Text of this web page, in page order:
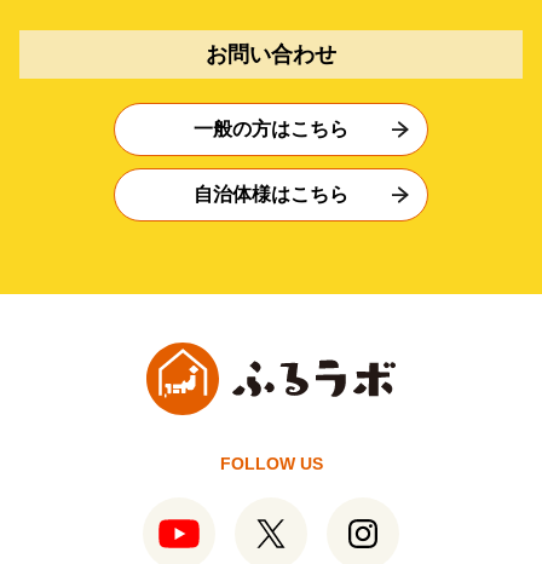
お問い合わせ
一般の方はこちら
自治体様はこちら
FOLLOW US